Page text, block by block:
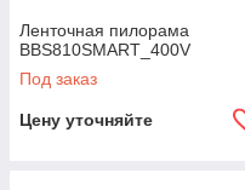
Ленточная пилорама
BBS810SMART_400V
Под заказ
Цену уточняйте